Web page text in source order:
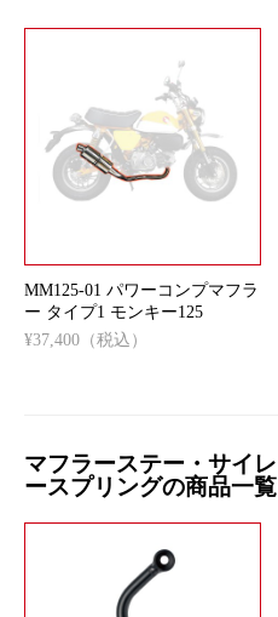
MM125-01 パワーコンプマフラ
ー タイプ1 モンキー125
¥37,400（税込）
マフラーステー・サイ
ースプリングの商品一覧